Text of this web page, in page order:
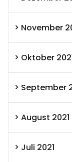
November
Oktober
September
August 2021
Juli 2021